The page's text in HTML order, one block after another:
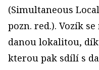
(Simultaneous
pozn. red.). Vozík
danou lokalitou,
kterou pak sdílí s